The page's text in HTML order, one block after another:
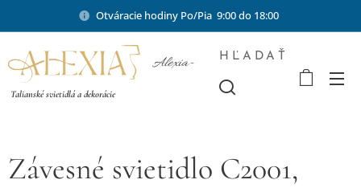
Otváracie hodiny Po/Pia 9:00 do 18:00
Alexia-
Talianské svietidlá a dekorácie
HĽADAŤ
Závesné svietidlo C2001,